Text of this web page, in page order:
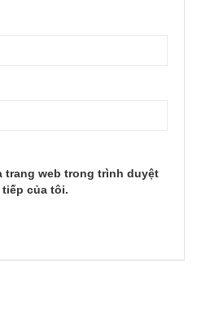
trang web trong trình duyệt
của tôi.